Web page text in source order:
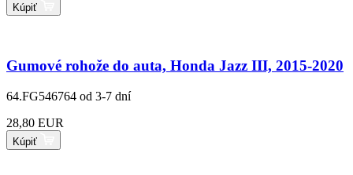
Kúpiť
Gumové rohože do auta, Honda Jazz III, 2015-2020
64.FG546764 od 3-7 dní
28,80 EUR
Kúpiť